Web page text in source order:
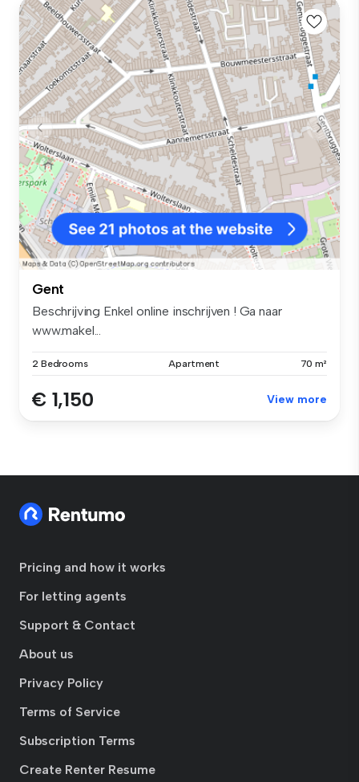
Gent
Beschrijving Enkel online inschrijven ! Ga naar
www.makel...
2 Bedrooms Apartment 70 m²
€ 1,150 View more
Pricing and how it works
For letting agents
Support & Contact
About us
Privacy Policy
Terms of Service
Subscription Terms
Create Renter Resume